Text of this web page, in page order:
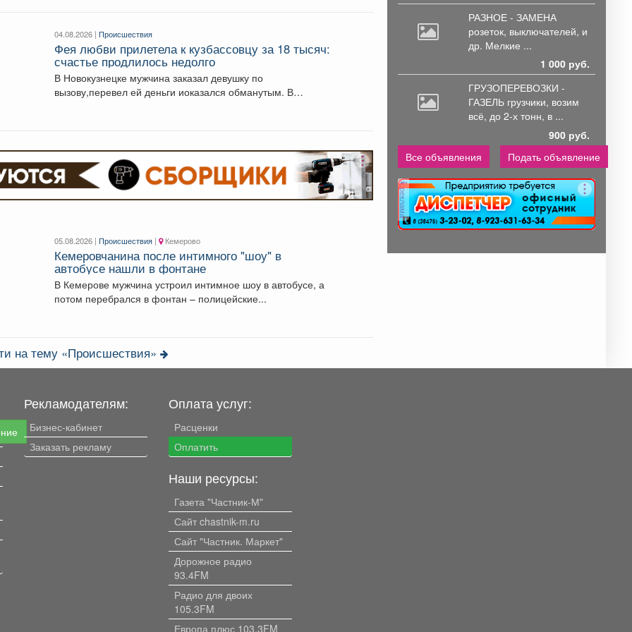
04.08.2026 |Происшествия
Фея любви прилетела к кузбассовцу за 18 тысяч:
счастье продлилось недолго
В Новокузнецке мужчина заказал девушку по
вызову,перевел ей деньги иоказался обманутым. В
05.08.2026 |Происшествия | Кемерово
Кемеровчанина после интимного "шоу" в
автобусе нашли в фонтане
В Кемерове мужчина устроил интимное шоу в автобусе, а
потом перебрался в фонтан – полицейские...
на тему «Происшествия»
РАЗНОЕ - ЗАМЕНА
розеток, выключателей, и
др. Мелкие ...
1 000 руб.
ГРУЗОПЕРЕВОЗКИ -
ГАЗЕЛЬ грузчики, возим
всё, до 2-х тонн, в ...
900 руб.
Все объявления
Подать объявление
реклама
Рекламодателям:
Бизнес-кабинет
Заказать рекламу
Оплата услуг:
Расценки
Оплатить
Наши ресурсы:
Газета "Частник-М"
Сайт chastnik-m.ru
Сайт "Частник. Маркет"
Дорожное радио
93.4FM
Радио для двоих
105.3FM
Европа плюс 103.3FM